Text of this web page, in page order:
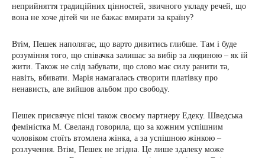
неприйняття традиційних цінностей, звичного укладу речей, що
вона не хоче дітей чи не бажає вмирати за країну?
Втім, Пешек наполягає, що варто дивитись глибше. Там і буде
розуміння того, що співачка залишає за вибір за людиною – як їй
жити. Також не слід забувати, що слово має силу ранити та,
навіть, вбивати. Марія намагалась створити платівку про
ненависть, але вийшов альбом про свободу.
Пешек присвячує пісні також своєму партнеру Едеку. Шведська
феміністка М. Свеланд говорила, що за кожним успішним
чоловіком стоїть втомлена жінка, а за успішною жінкою –
розлучення. Втім, Пешек не згідна. Це лише здалеку може